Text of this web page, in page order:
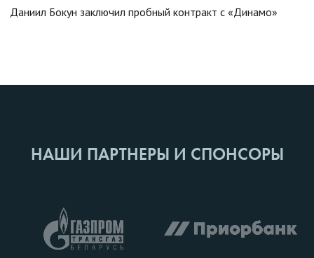
Даниил Бокун заключил пробный контракт с «Динамо»
НАШИ ПАРТНЕРЫ И СПОНСОРЫ